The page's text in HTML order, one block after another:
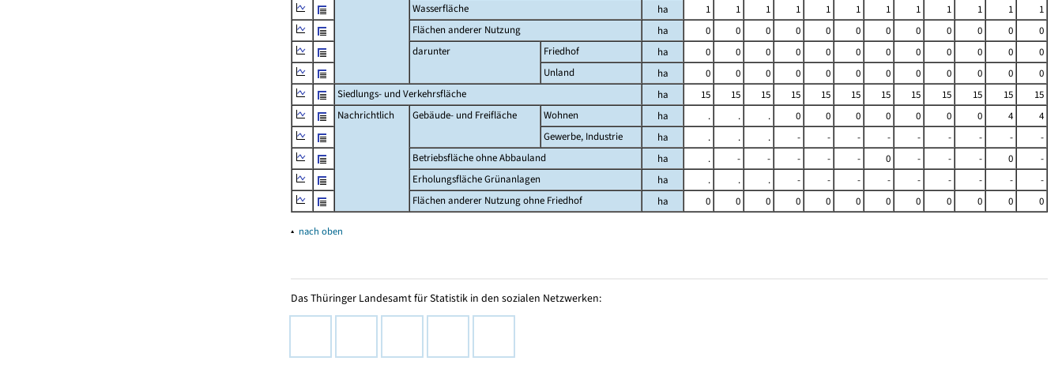
Wasserfläche
ha 1 1 1 1 1 1 1 1 1 1 1
1
Flächen anderer Nutzung
ha 0 0 0 0 0 0 0 0 0 0 0
0
darunter
Friedhof ha 0 0 0 0 0 0 0 0 0 0 0
0
Unland
ha 0 0 0 0 0 0 0 0 0 0 0
0
Siedlungs- und Verkehrsfläche
ha 15 15 15 15 15 15 15 15 15 15 15
15
Nachrichtlich
Gebäude- und Freifläche Wohnen ha . . . 0 0 0 0 0 0 0 4
4
Gewerbe, Industrie
ha . . . - - - - - - - -
-
Betriebsfläche ohne Abbauland
ha . - - - - - 0 - - - 0
-
Erholungsfläche Grünanlagen
ha . . . - - - - - - - -
-
Flächen anderer Nutzung ohne Friedhof
ha 0 0 0 0 0 0 0 0 0 0 0 0
▴ nach oben
Das Thüringer Landesamt für Statistik in den sozialen Netzwerken: